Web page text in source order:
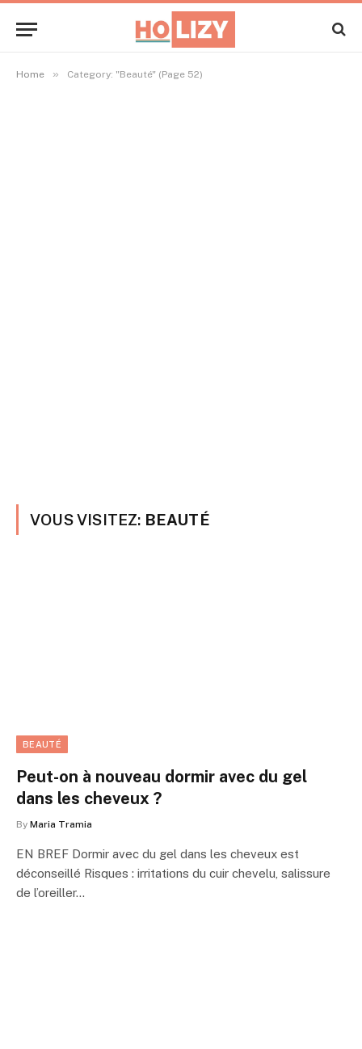
Home » Category: "Beauté" (Page 52)
VOUS VISITEZ: BEAUTÉ
BEAUTÉ
Peut-on à nouveau dormir avec du gel
dans les cheveux ?
By Maria Tramia
EN BREF Dormir avec du gel dans les cheveux est
déconseillé Risques : irritations du cuir chevelu, salissure
de l’oreiller…